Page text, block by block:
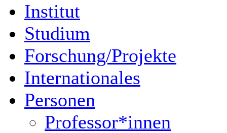
Institut
Studium
Forschung/Projekte
Internationales
Personen
Professor*innen